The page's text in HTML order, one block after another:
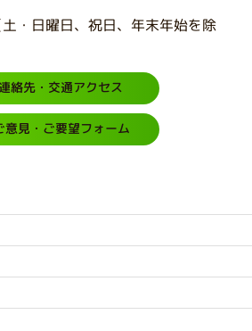
・日曜日、祝日、年末年始を除
絡先・交通アクセス
見・ご要望フォーム